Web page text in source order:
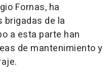
Fornas, ha
brigadas de la
a esta parte han
de mantenimiento y